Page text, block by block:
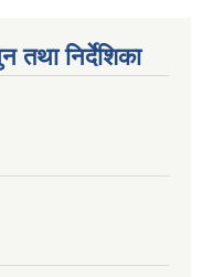
निर्देशिका